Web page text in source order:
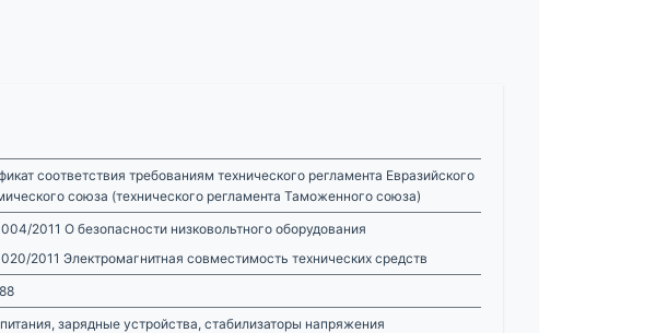
соответствия требованиям технического регламента Евразийского
союза (технического регламента Таможенного союза)
2011 О безопасности низковольтного оборудования
2011 Электромагнитная совместимость технических средств
зарядные устройства, стабилизаторы напряжения